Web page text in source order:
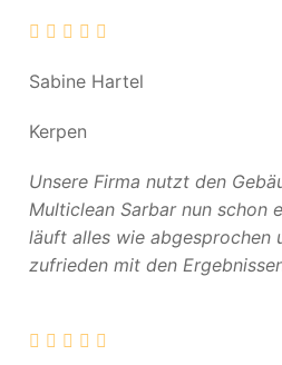
Sabine Hartel
Kerpen
Unsere Firma nutzt den
Multiclean Sarbar nun schon
läuft alles wie abgesprochen
zufrieden mit den